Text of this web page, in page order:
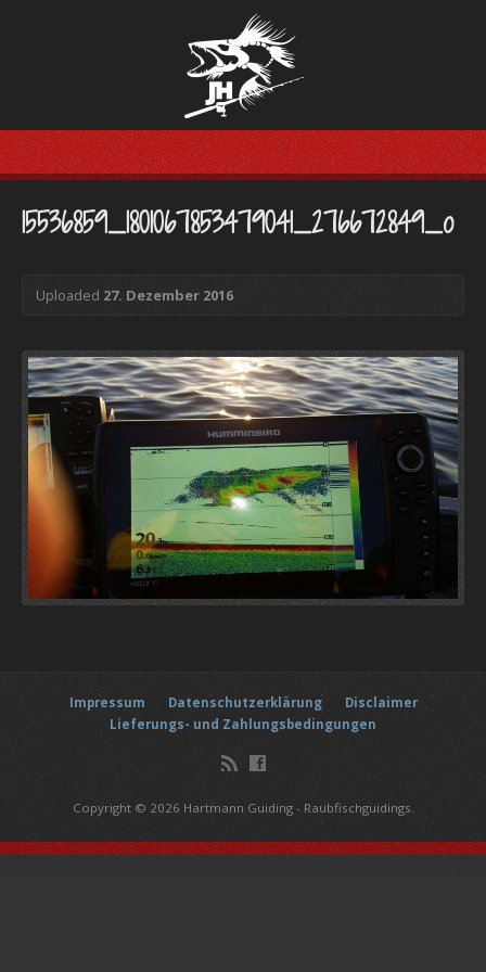
15536859_1801067853479041_276672849_o
Uploaded 27. Dezember 2016
Impressum Datenschutzerklärung
Disclaimer
Lieferungs- und Zahlungsbedingungen
Copyright © 2026 Hartmann Guiding - Raubfischguidings.